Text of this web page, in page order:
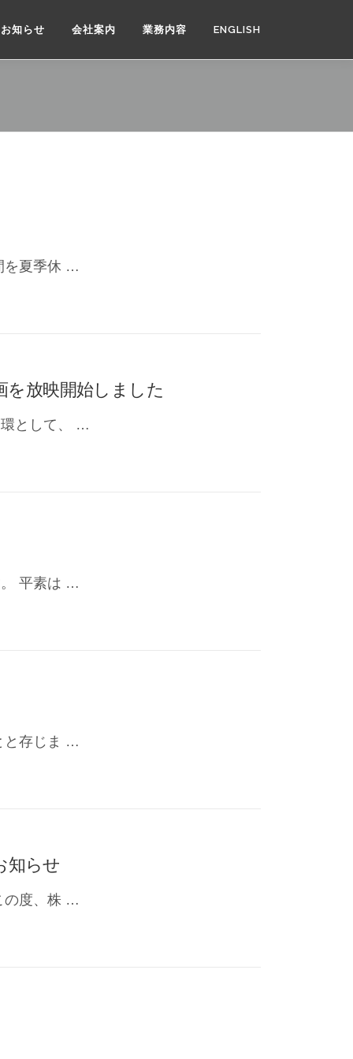
お知らせ 会社案内 業務内容 ENGLISH
を夏季休 …
放映開始しました
環として、 …
平素は …
と存じま …
知らせ
の度、株 …